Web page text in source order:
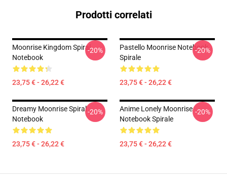
Prodotti correlati
Moonrise Kingdom Spiral
Notebook
23,75 € - 26,22 €
-20%
Pastello Moonrise Notebook
Spirale
23,75 € - 26,22 €
-20%
Dreamy Moonrise Spiral
Notebook
23,75 € - 26,22 €
-20%
Anime Lonely Moonrise
Notebook Spirale
23,75 € - 26,22 €
-20%